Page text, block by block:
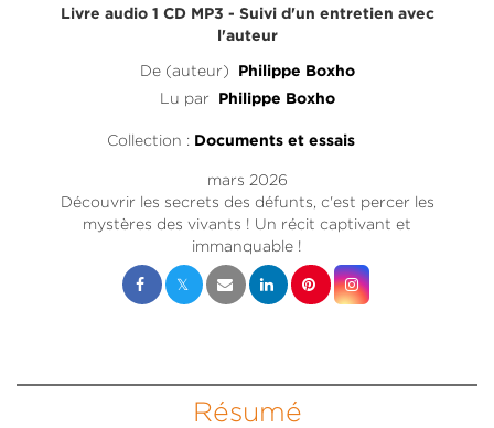
Livre audio 1 CD MP3 - Suivi d'un entretien avec
l'auteur
De (auteur) Philippe Boxho
Lu par Philippe Boxho
Collection : Documents et essais
mars 2026
Découvrir les secrets des défunts, c'est percer les
mystères des vivants ! Un récit captivant et
immanquable !
Résumé